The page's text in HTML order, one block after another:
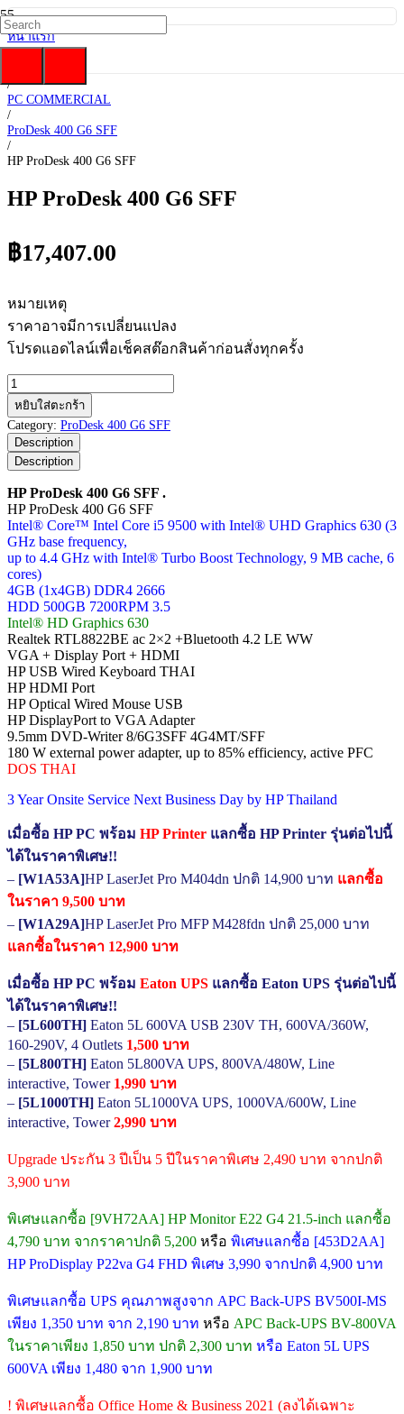
หน้าแรก
/
/
PC COMMERCIAL
/
ProDesk 400 G6 SFF
/
HP ProDesk 400 G6 SFF
HP ProDesk 400 G6 SFF
฿17,407.00
หมายเหตุ
ราคาอาจมีการเปลี่ยนแปลง
โปรดแอดไลน์เพื่อเช็คสต๊อกสินค้าก่อนสั่งทุกครั้ง
จำนวน
HP
ProDesk
400
G6
SFF
ชิ้น
หยิบใส่ตะกร้า
Category: ProDesk 400 G6 SFF
Description
Description
HP ProDesk 400 G6 SFF .
HP ProDesk 400 G6 SFF
Intel® Core™ Intel Core i5 9500 with Intel® UHD Graphics 630 (3
GHz base frequency,
up to 4.4 GHz with Intel® Turbo Boost Technology, 9 MB cache, 6
cores)
4GB (1x4GB) DDR4 2666
HDD 500GB 7200RPM 3.5
Intel® HD Graphics 630
Realtek RTL8822BE ac 2×2 +Bluetooth 4.2 LE WW
VGA + Display Port + HDMI
HP USB Wired Keyboard THAI
HP HDMI Port
HP Optical Wired Mouse USB
HP DisplayPort to VGA Adapter
9.5mm DVD-Writer 8/6G3SFF 4G4MT/SFF
180 W external power adapter, up to 85% efficiency, active PFC
DOS THAI
3 Year Onsite Service Next Business Day by HP Thailand
เมื่อซื้อ HP PC พร้อม HP Printer แลกซื้อ HP Printer รุ่นต่อไปนี้
ได้ในราคาพิเศษ!!
– [W1A53A]HP LaserJet Pro M404dn ปกติ 14,900 บาท แลกซื้อ
ในราคา 9,500 บาท
– [W1A29A]HP LaserJet Pro MFP M428fdn ปกติ 25,000 บาท
แลกซื้อในราคา 12,900 บาท
เมื่อซื้อ HP PC พร้อม Eaton UPS แลกซื้อ Eaton UPS รุ่นต่อไปนี้
ได้ในราคาพิเศษ!!
– [5L600TH] Eaton 5L 600VA USB 230V TH, 600VA/360W,
160-290V, 4 Outlets 1,500 บาท
– [5L800TH] Eaton 5L800VA UPS, 800VA/480W, Line
interactive, Tower 1,990 บาท
– [5L1000TH] Eaton 5L1000VA UPS, 1000VA/600W, Line
interactive, Tower2,990 บาท
Upgrade ประกัน 3 ปีเป็น 5 ปีในราคาพิเศษ 2,490 บาท จากปกติ
3,900 บาท
พิเศษแลกซื้อ [9VH72AA] HP Monitor E22 G4 21.5-inch แลกซื้อ
4,790 บาท จากราคาปกติ 5,200 หรือ พิเศษแลกซื้อ [453D2AA]
HP ProDisplay P22va G4 FHD พิเศษ 3,990 จากปกติ 4,900 บาท
พิเศษแลกซื้อ UPS คุณภาพสูงจาก APC Back-UPS BV500I-MS
เพียง 1,350 บาท จาก 2,190 บาท หรือ APC Back-UPS BV-800VA
ในราคาเพียง 1,850 บาท ปกติ 2,300 บาท หรือ Eaton 5L UPS
600VA เพียง 1,480 จาก 1,900 บาท
! พิเศษแลกซื้อ Office Home & Business 2021 (ลงได้เฉพาะ